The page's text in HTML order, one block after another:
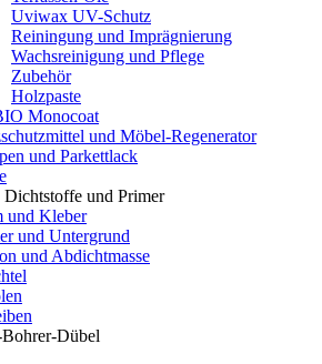
Uviwax UV-Schutz
Reiningung und Imprägnierung
Wachsreinigung und Pflege
Zubehör
Holzpaste
Monocoat
und Möbel-Regenerator
und Parkettlack
und Primer
und Kleber
und Untergrund
und Abdichtmasse
Bohrer-Dübel